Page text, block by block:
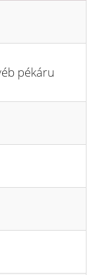
pékáru